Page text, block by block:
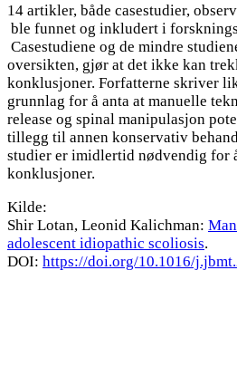
14 artikler, både casestudier,
ble funnet og inkludert i
Casestudiene og de mindre
oversikten, gjør at det ikke kan
konklusjoner. Forfatterne skriver
grunnlag for å anta at manuelle
release og spinal manipulasjon
tillegg til annen konservativ
studier er imidlertid nødvendig for
konklusjoner.
Kilde:
Shir Lotan, Leonid Kalichman:
adolescent idiopathic scoliosis.
DOI: https://doi.org/10.1016/